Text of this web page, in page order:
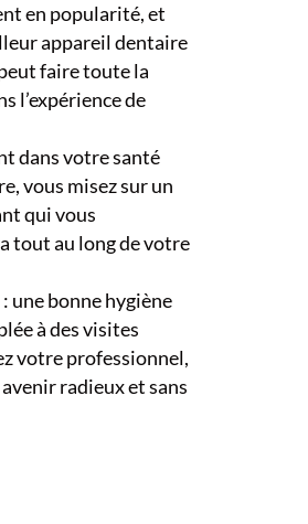
en popularité, et
appareil dentaire
faire toute la
l’expérience de
dans votre santé
vous misez sur un
qui vous
tout au long de votre
: une bonne hygiène
à des visites
votre professionnel,
avenir radieux et sans